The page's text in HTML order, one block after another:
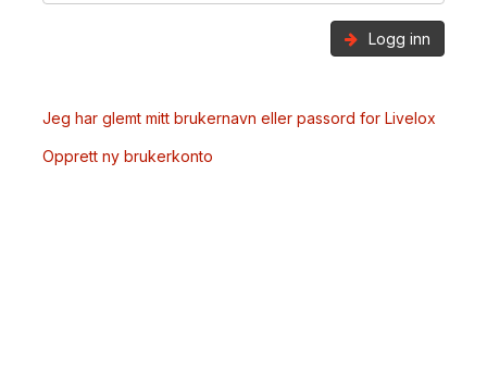
Logg inn
Jeg har glemt mitt brukernavn eller passord for Livelox
Opprett ny brukerkonto